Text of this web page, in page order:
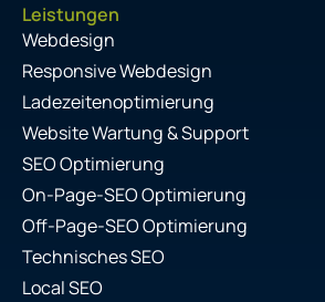
Leistungen
Webdesign
Responsive Webdesign
Ladezeitenoptimierung
Website Wartung & Support
SEO Optimierung
On-Page-SEO Optimierung
Off-Page-SEO Optimierung
Technisches SEO
Local SEO